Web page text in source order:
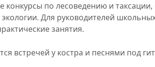
по лесоведению​ и таксации,
Для руководителей
занятия.
встречей у костра и песнями под